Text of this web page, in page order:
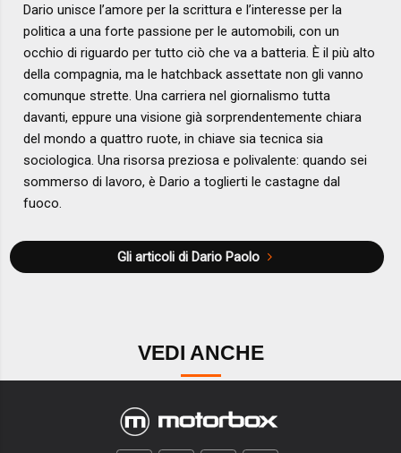
Dario unisce l’amore per la scrittura e l’interesse per la
politica a una forte passione per le automobili, con un
occhio di riguardo per tutto ciò che va a batteria. È il più alto
della compagnia, ma le hatchback assettate non gli vanno
comunque strette. Una carriera nel giornalismo tutta
davanti, eppure una visione già sorprendentemente chiara
del mondo a quattro ruote, in chiave sia tecnica sia
sociologica. Una risorsa preziosa e polivalente: quando sei
sommerso di lavoro, è Dario a toglierti le castagne dal
fuoco.
Gli articoli di Dario Paolo
VEDI ANCHE